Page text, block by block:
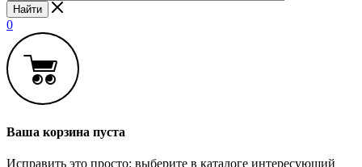
Найти
0
Ваша корзина пуста
Исправить это просто: выберите в каталоге интересующий